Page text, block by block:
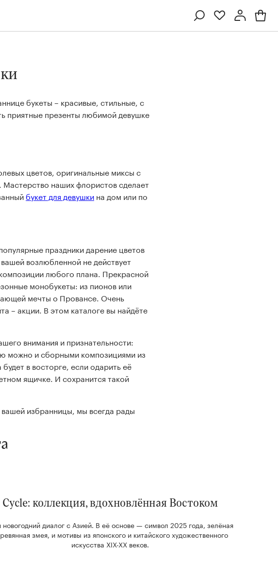
Профиль
букеты – красивые, стильные, с
приятные презенты любимой девушке
цветов, оригинальные миксы с
Мастерство наших флористов сделает
букет для девушки на дом или по
праздники дарение цветов
возлюбленной не действует
любого плана. Прекрасной
монобукеты: из пионов или
мечты о Провансе. Очень
– акции. В этом каталоге вы найдёте
внимания и признательности:
можно и сборными композициями из
в восторге, если одарить её
ящичке. И сохранится такой
вашей избранницы, мы всегда рады
Cycle: коллекция, вдохновлённая Востоком
диалог с Азией. В её основе — символ 2025 года, зелёная
змея, и мотивы из японского и китайского художественного
искусства XIX-XX веков.